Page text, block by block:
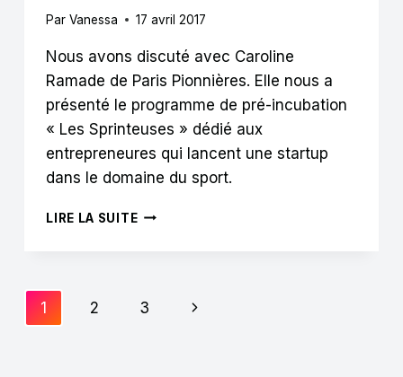
Par Vanessa 17 avril 2017
Nous avons discuté avec Caroline
Ramade de Paris Pionnières. Elle nous a
présenté le programme de pré-incubation
« Les Sprinteuses » dédié aux
entrepreneures qui lancent une startup
dans le domaine du sport.
LIRE LA SUITELES
FEMMES
Navigation
1 2 3
Page